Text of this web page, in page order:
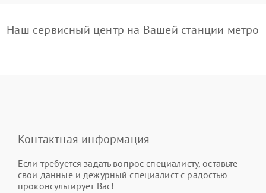
Наш сервисный центр на Вашей станции метро
Контактная информация
Если требуется задать вопрос специалисту, оставьте
свои данные и дежурный специалист с радостью
проконсультирует Вас!